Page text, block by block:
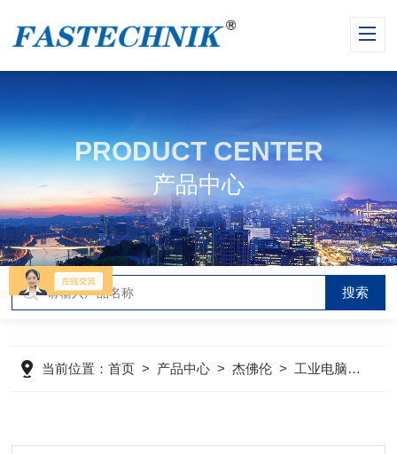
PRODUCT CENTER
产品中心
当前位置：首页 > 产品中心 >杰佛伦 > 工业电脑键盘